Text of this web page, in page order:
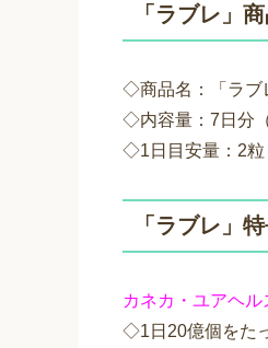
「ラブレ」
◇商品名：「ラブ
◇内容量：7日分
◇1日目安量：2粒
「ラブレ」
カネカ・ユアヘル
◇1日20億個をた